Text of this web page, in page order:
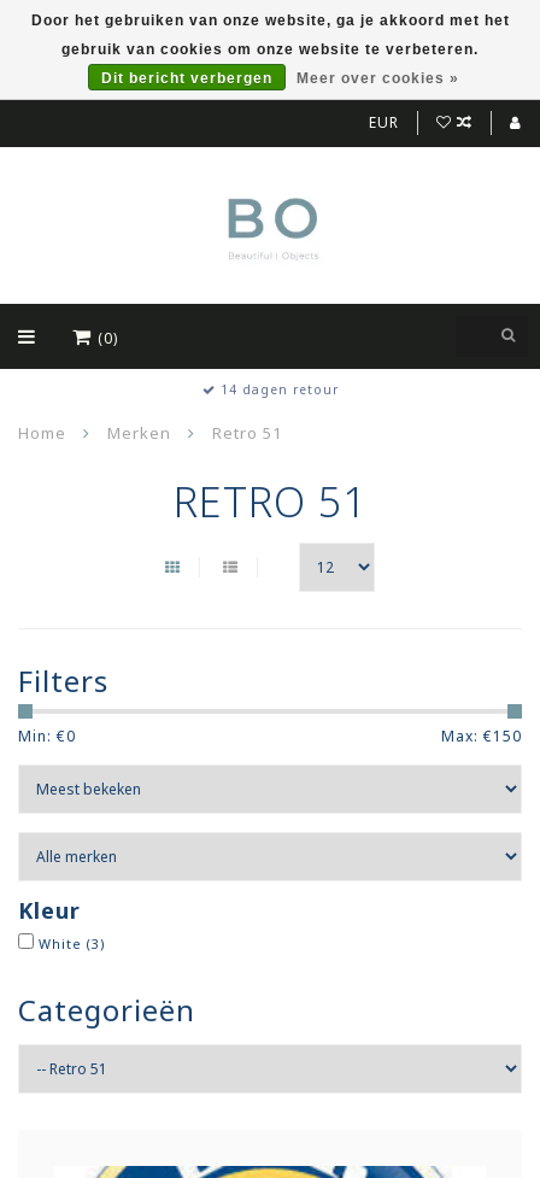
EUR
(0)
Kwalitatieve producten
Home Merken Retro 51
RETRO 51
Filters
Min: €0 Max: €150
Kleur
White (3)
Categorieën
Door het gebruiken van onze website, ga je akkoord met het
gebruik van cookies om onze website te verbeteren.
Dit bericht verbergen
Meer over cookies »